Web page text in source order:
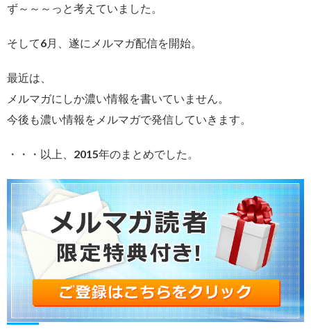
ず～～～っと考えていました。
そして6月、遂にメルマガ配信を開始。
最近は、
メルマガにしか濃い情報を書いていません。
今後も濃い情報をメルマガで発信していきます。
・・・以上、2015年のまとめでした。